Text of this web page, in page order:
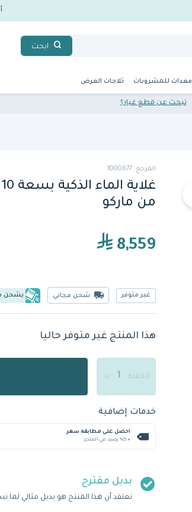
ابحث
معدات للمشروبات ثلاجات العرض
تبحث عن قطع غيار؟
المرجع: 1000677
من ماركو
8,559
غير متوفر شحن مجاني يشحن
هذا المنتج غير متوفر حاليا
الكمية
خدمات إضافية
احصل على مطابقة سعر
+ %5 رصيد في المتجر
بديل مقترح
نعتقد أن هذا المنتج هو بديل مثالي لما